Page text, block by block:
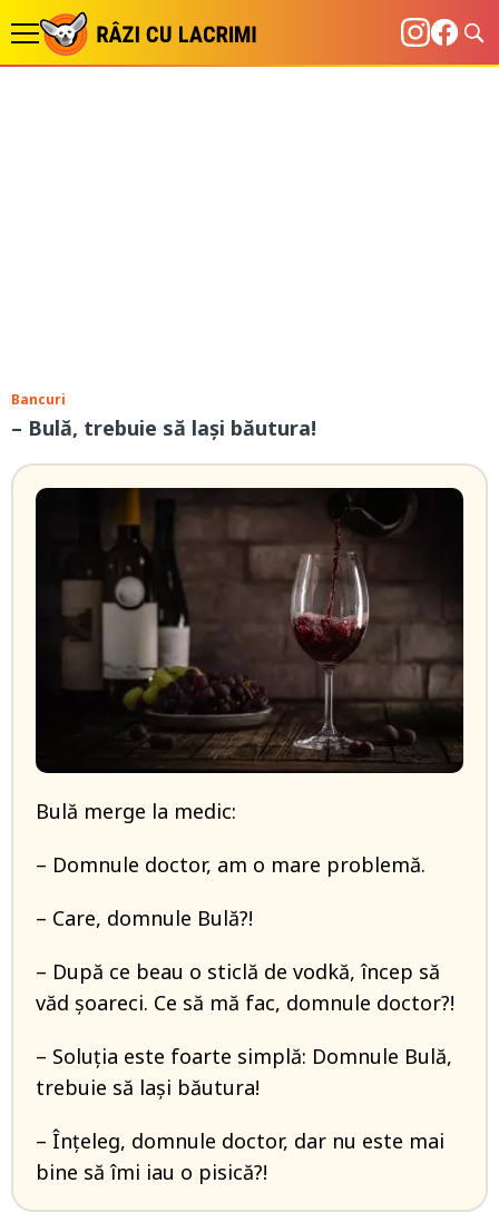
Bancuri
– Bulă, trebuie să lași băutura!
Bulă merge la medic:
– Domnule doctor, am o mare problemă.
– Care, domnule Bulă?!
– După ce beau o sticlă de vodkă, încep să
văd șoareci. Ce să mă fac, domnule doctor?!
– Soluția este foarte simplă: Domnule Bulă,
trebuie să lași băutura!
– Înțeleg, domnule doctor, dar nu este mai
bine să îmi iau o pisică?!